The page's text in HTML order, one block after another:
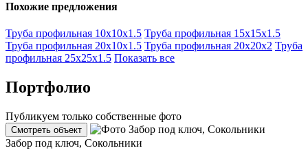
Похожие предложения
Труба профильная 10х10х1.5 Труба профильная 15х15х1.5
Труба профильная 20х10х1.5 Труба профильная 20х20х2 Труба
профильная 25х25х1.5 Показать все
Портфолио
Публикуем только собственные фото
Смотреть объект
Забор под ключ, Сокольники